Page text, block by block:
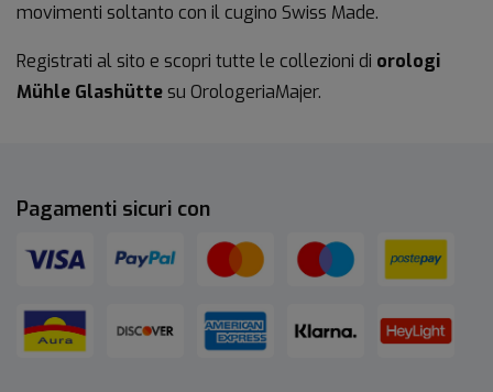
movimenti soltanto con il cugino Swiss Made.
Registrati al sito e scopri tutte le collezioni di orologi
Mühle Glashüttesu OrologeriaMajer.
Pagamenti sicuri con